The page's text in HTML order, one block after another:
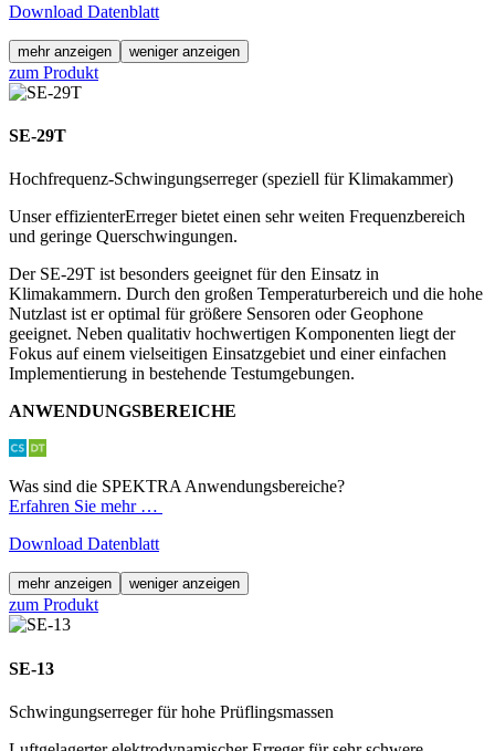
Download Datenblatt
mehr anzeigen weniger anzeigen
zum Produkt
SE-29T
Hochfrequenz-Schwingungserreger (speziell für Klimakammer)
Unser effizienterErreger bietet einen sehr weiten Frequenzbereich
und geringe Querschwingungen.
Der SE-29T ist besonders geeignet für den Einsatz in
Klimakammern. Durch den großen Temperaturbereich und die hohe
Nutzlast ist er optimal für größere Sensoren oder Geophone
geeignet. Neben qualitativ hochwertigen Komponenten liegt der
Fokus auf einem vielseitigen Einsatzgebiet und einer einfachen
Implementierung in bestehende Testumgebungen.
ANWENDUNGSBEREICHE
Was sind die SPEKTRA Anwendungsbereiche?
Erfahren Sie mehr …
Download Datenblatt
mehr anzeigen weniger anzeigen
zum Produkt
SE-13
Schwingungserreger für hohe Prüflingsmassen